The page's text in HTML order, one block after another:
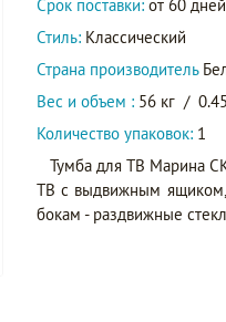
Срок поставки: от 60 дней
Стиль: Классический
Страна производитель
Вес и объем : 56 кг /
Количество упаковок: 1
Тумба для ТВ Марина
ТВ с выдвижным ящиком,
бокам - раздвижные